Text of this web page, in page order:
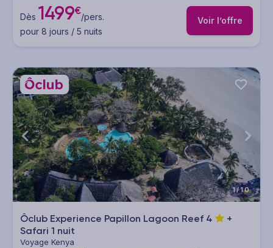
Dès 1499€/pers.
pour 8 jours / 5 nuits
Voir l’offre
1/10
Ôclub Experience Papillon Lagoon Reef 4
+
Safari 1 nuit
Voyage Kenya